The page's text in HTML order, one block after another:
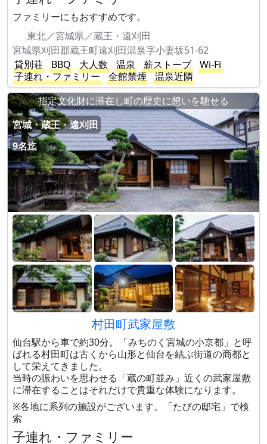
ファミリーにもおすすめです。
東北／宮城県／蔵王・遠刈田
宮城県刈田郡蔵王町遠刈田温泉字小妻坂51-62
貸別荘
BBQ 大人数 温泉 薪ストーブ
Wi-Fi
子連れ・ファミリー
全館禁煙
温泉近隣
指定文化財に滞在し町の歴史に想いを馳せる
宮城・蔵王・遠刈田
9名迄
村田町武家屋敷
仙台駅から車で約30分。「みちのく宮城の小京都」と呼
ばれる村田町は古くから山形と仙台を結ぶ街道の商都と
して栄えてきました。
当時の賑わいを思わせる「蔵の町並み」近くの武家屋敷
に滞在することはそれだけで貴重な体験になります。
※各地に系列の施設がございます。「たびの邸宅」で検
索
子連れ・ファミリー